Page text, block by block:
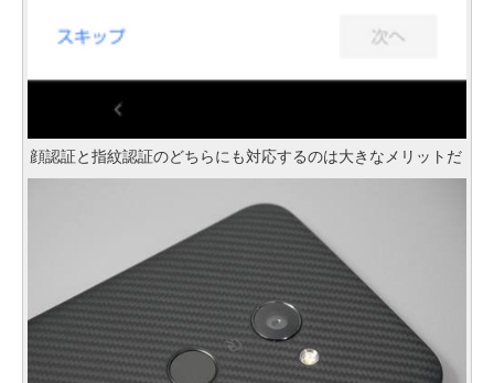
顔認証と指紋認証のどちらにも対応するのは大きなメリットだ